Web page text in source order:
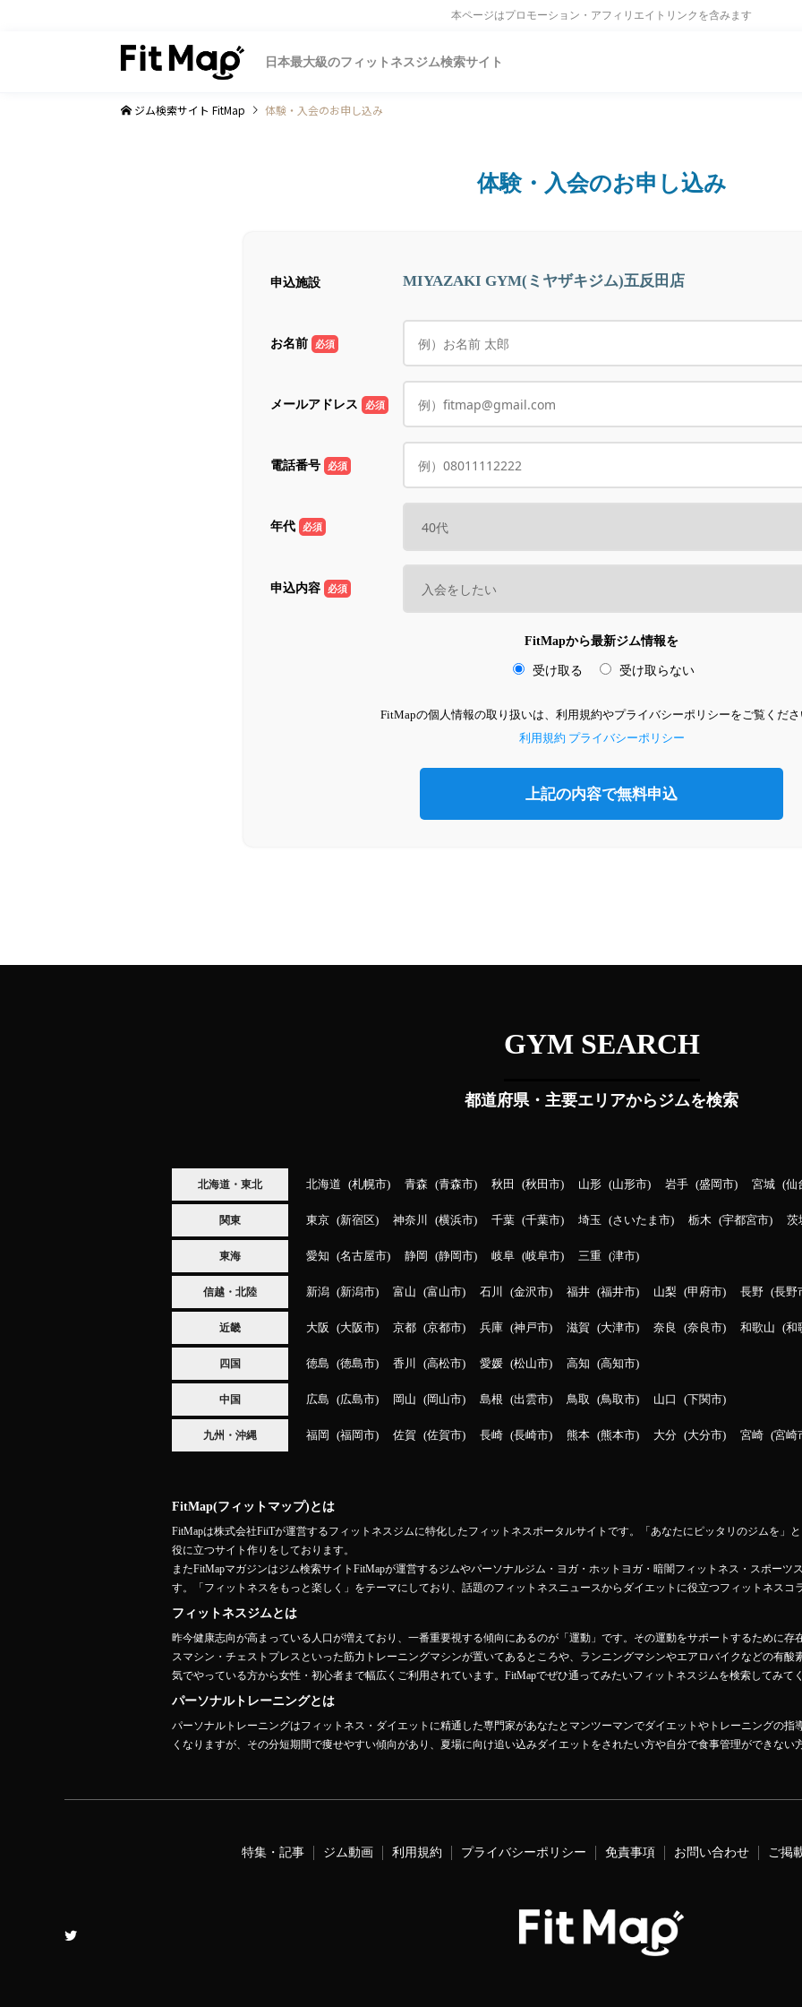
本ページはプロモーション・アフィリエイトリンクを含みます
日本最大級のフィットネスジム検索サイト
ジム検索サイト FitMap 体験・入会のお申し込み
体験・入会のお申し込み
申込施設 MIYAZAKI GYM(ミヤザキジム)五反田店
お名前 必須
メールアドレス 必須
電話番号 必須
年代 必須
申込内容 必須
FitMapから最新ジム情報を
受け取る 受け取らない
FitMapの個人情報の取り扱いは、利用規約やプライバシーポリシーをご覧くださ
利用規約 プライバシーポリシー
GYM SEARCH
都道府県・主要エリアからジムを検索
北海道・東北 北海道 札幌市 青森 青森市 秋田 秋田市 山形 山形市 岩手 盛岡市 宮城 仙
関東 東京 新宿区 神奈川 横浜市 千葉 千葉市 埼玉 さいたま市 栃木 宇都宮市 茨
東海 愛知 名古屋市 静岡 静岡市 岐阜 岐阜市 三重 津市
信越・北陸 新潟 新潟市 富山 富山市 石川 金沢市 福井 福井市 山梨 甲府市 長野 長野
近畿 大阪 大阪市 京都 京都市 兵庫 神戸市 滋賀 大津市 奈良 奈良市 和歌山 和
四国 徳島 徳島市 香川 高松市 愛媛 松山市 高知 高知市
中国 広島 広島市 岡山 岡山市 島根 出雲市 鳥取 鳥取市 山口 下関市
九州・沖縄 福岡 福岡市 佐賀 佐賀市 長崎 長崎市 熊本 熊本市 大分 大分市 宮崎 宮崎
FitMap(フィットマップ)とは
FitMapは株式会社FiiTが運営するフィットネスジムに特化したフィットネスポータルサイトです。「あなたにピッタリのジムを」
役に立つサイト作りをしております。
またFitMapマガジンはジム検索サイトFitMapが運営するジムやパーソナルジム・ヨガ・ホットヨガ・暗闇フィットネス・スポー
す。「フィットネスをもっと楽しく」をテーマにしており、話題のフィットネスニュースからダイエットに役立つフィットネスコ
フィットネスジムとは
昨今健康志向が高まっている人口が増えており、一番重要視する傾向にあるのが「運動」です。その運動をサポートするために
スマシン・チェストプレスといった筋力トレーニングマシンが置いてあるところや、ランニングマシンやエアロバイクなどの有
気でやっている方から女性・初心者まで幅広くご利用されています。FitMapでぜひ通ってみたいフィットネスジムを検索してみて
パーソナルトレーニングとは
パーソナルトレーニングはフィットネス・ダイエットに精通した専門家があなたとマンツーマンでダイエットやトレーニングの
くなりますが、その分短期間で痩せやすい傾向があり、夏場に向け追い込みダイエットをされたい方や自分で食事管理ができない
特集・記事 ジム動画 利用規約 プライバシーポリシー 免責事項 お問い合わせ ご掲